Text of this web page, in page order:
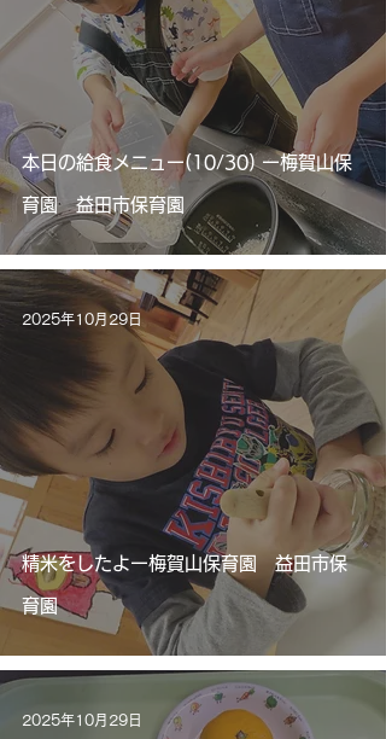
本日の給食メニュー(10/30) ー梅賀山保
育園 益田市保育園
精米をしたよー梅賀山保育園 益田市保
育園
2025年10月29日
2025年10月29日